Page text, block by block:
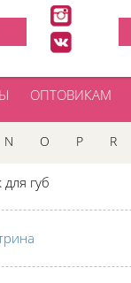
ОПТОВИКАМ
N O P R
губ